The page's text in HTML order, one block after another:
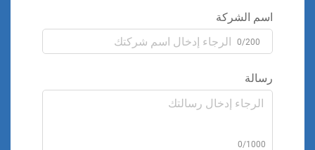
اسم الشركة
0/200
رسالة
0/1000